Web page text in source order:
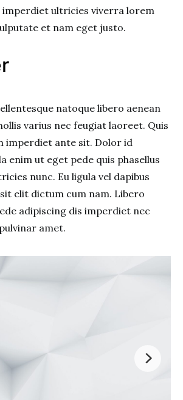
imperdiet ultricies viverra lorem
et nam eget justo.
natoque libero aenean
varius nec feugiat laoreet. Quis
imperdiet ante sit. Dolor id
enim ut eget pede quis phasellus
nunc. Eu ligula vel dapibus
elit dictum cum nam. Libero
adipiscing dis imperdiet nec
amet.